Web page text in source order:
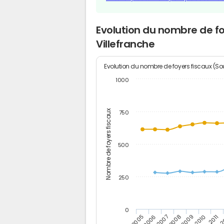
Evolution du nombre de
Villefranche
Nombre de foyers fiscaux
Evolution du nombre de foyers fiscaux
200520062007200820092010 2011
0
250
500
750
1000